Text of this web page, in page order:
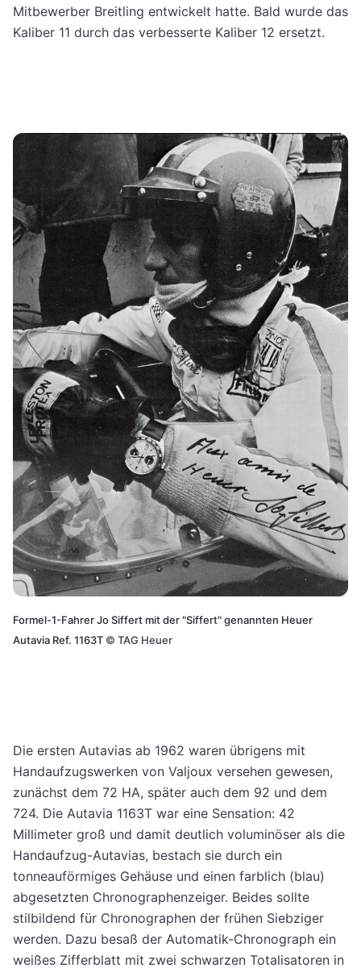
Mitbewerber Breitling entwickelt hatte. Bald wurde das
Kaliber 11 durch das verbesserte Kaliber 12 ersetzt.
Formel-1-Fahrer Jo Siffert mit der "Siffert" genannten Heuer
Autavia Ref. 1163T © TAG Heuer
Die ersten Autavias ab 1962 waren übrigens mit
Handaufzugswerken von Valjoux versehen gewesen,
zunächst dem 72 HA, später auch dem 92 und dem
724. Die Autavia 1163T war eine Sensation: 42
Millimeter groß und damit deutlich voluminöser als die
Handaufzug-Autavias, bestach sie durch ein
tonneauförmiges Gehäuse und einen farblich (blau)
abgesetzten Chronographenzeiger. Beides sollte
stilbildend für Chronographen der frühen Siebziger
werden. Dazu besaß der Automatik-Chronograph ein
weißes Zifferblatt mit zwei schwarzen Totalisatoren in